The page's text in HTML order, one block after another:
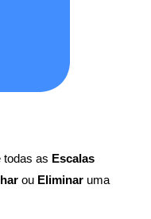
todas as Escalas
ou Eliminar uma